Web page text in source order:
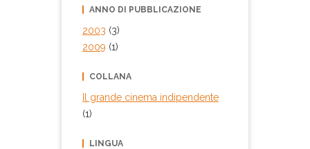
ANNO DI PUBBLICAZIONE
2003 (3)
2009 (1)
COLLANA
Il grande cinema indipendente
(1)
LINGUA